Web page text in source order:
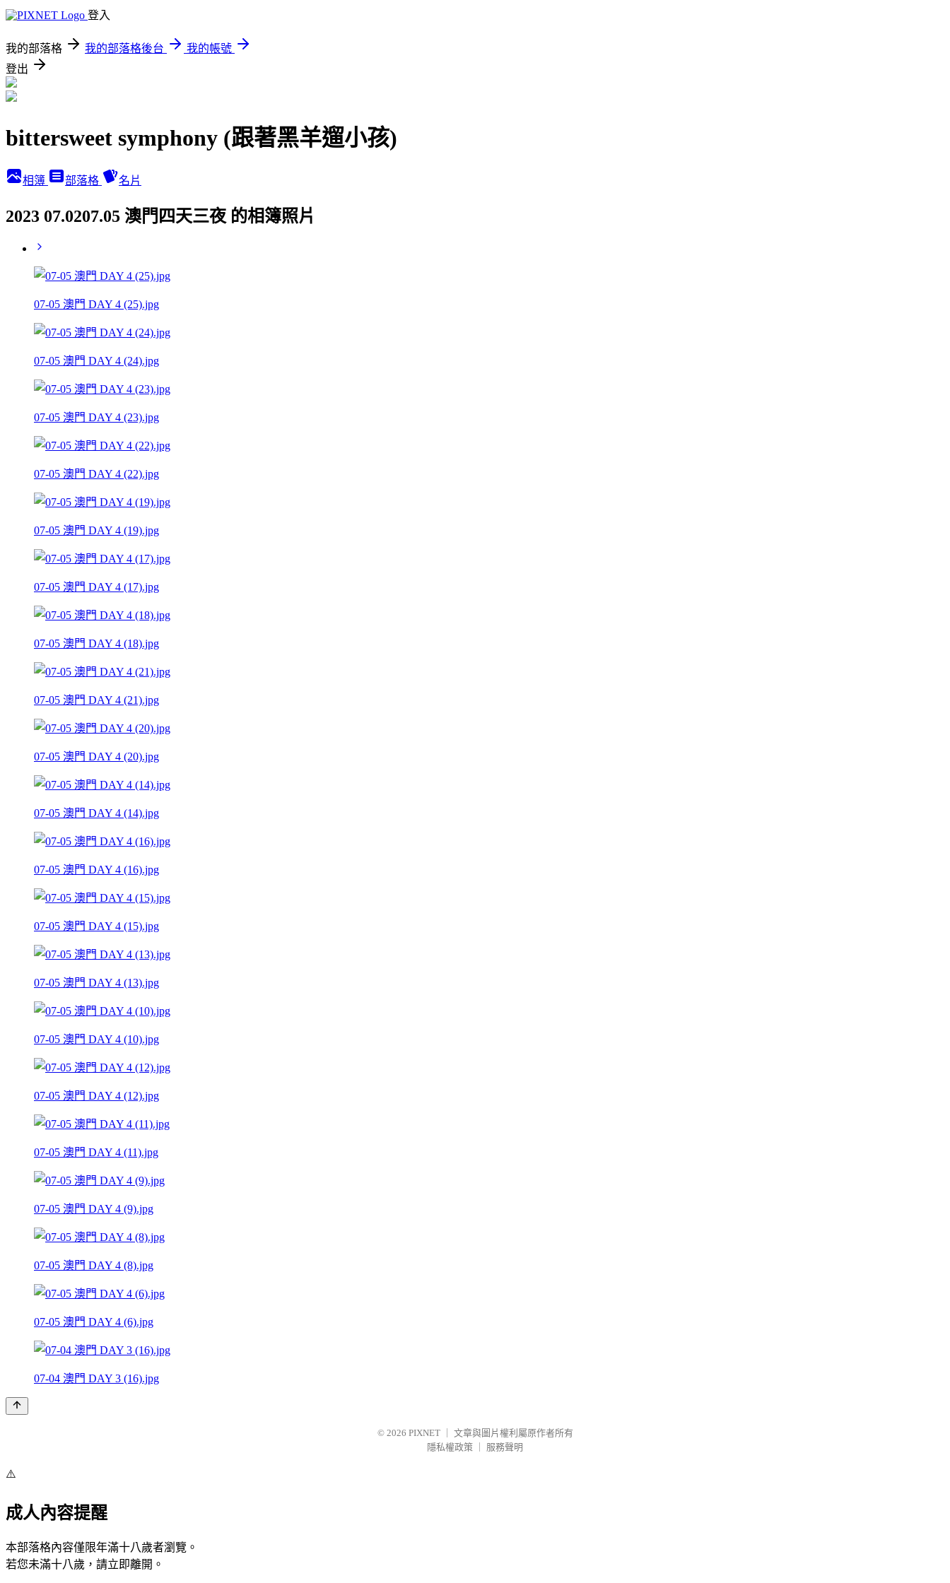
登入
我的部落格 我的部落格後台
我的帳號
登出
bittersweet symphony (跟著黑羊遛小孩)
相簿 部落格 名片
2023 07.0207.05 澳門四天三夜 的相簿照片
07-05 澳門 DAY 4 (25).jpg
07-05 澳門 DAY 4 (24).jpg
07-05 澳門 DAY 4 (23).jpg
07-05 澳門 DAY 4 (22).jpg
07-05 澳門 DAY 4 (19).jpg
07-05 澳門 DAY 4 (17).jpg
07-05 澳門 DAY 4 (18).jpg
07-05 澳門 DAY 4 (21).jpg
07-05 澳門 DAY 4 (20).jpg
07-05 澳門 DAY 4 (14).jpg
07-05 澳門 DAY 4 (16).jpg
07-05 澳門 DAY 4 (15).jpg
07-05 澳門 DAY 4 (13).jpg
07-05 澳門 DAY 4 (10).jpg
07-05 澳門 DAY 4 (12).jpg
07-05 澳門 DAY 4 (11).jpg
07-05 澳門 DAY 4 (9).jpg
07-05 澳門 DAY 4 (8).jpg
07-05 澳門 DAY 4 (6).jpg
07-04 澳門 DAY 3 (16).jpg
© 2026 PIXNET
文章與圖片權利屬原作者所有
隱私權政策
服務聲明
⚠️
成人內容提醒
本部落格內容僅限年滿十八歲者瀏覽。
若您未滿十八歲，請立即離開。